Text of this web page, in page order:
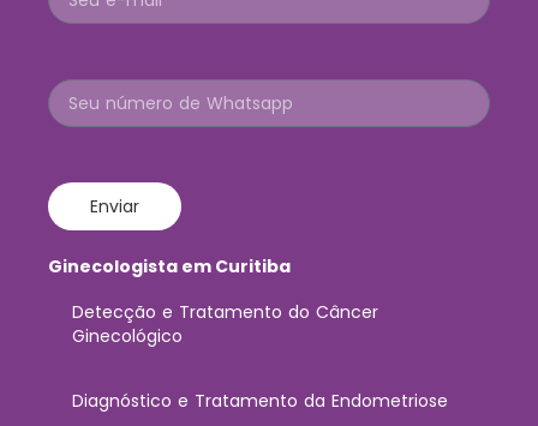
Enviar
Ginecologista em Curitiba
Detecção e Tratamento do Câncer
Ginecológico
Diagnóstico e Tratamento da Endometriose